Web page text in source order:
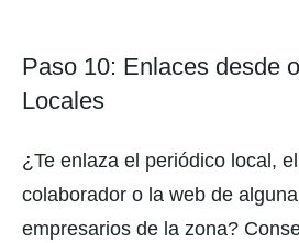
Paso 10: Enlaces desde
Locales
¿Te enlaza el periódico local,
colaborador o la web de
empresarios de la zona?